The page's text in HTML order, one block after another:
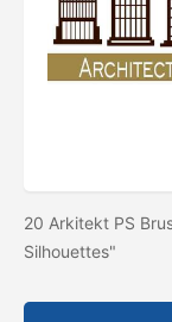
20 Arkitekt PS
Silhouettes"